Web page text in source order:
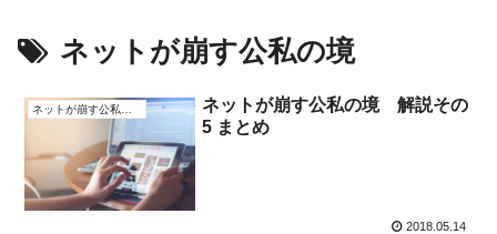
ネットが崩す公私の境
ネットが崩す公私の境
ネットが崩す公私の境 解説その
5 まとめ
2018.05.14